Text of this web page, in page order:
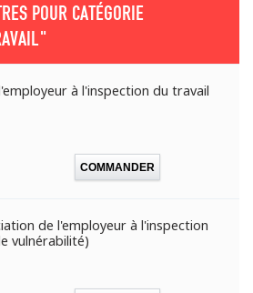
POUR CATÉGORIE
à l'inspection du travail
COMMANDER
de l'employeur à l'inspection
vulnérabilité)